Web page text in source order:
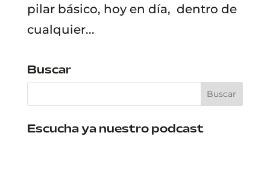
pilar básico, hoy en día, dentro de
cualquier...
Buscar
Escucha ya nuestro podcast